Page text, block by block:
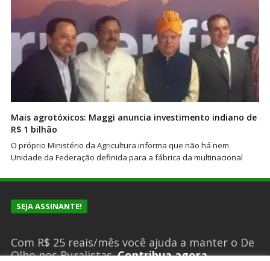
Mais agrotóxicos: Maggi anuncia investimento indiano de
R$ 1 bilhão
O próprio Ministério da Agricultura informa que não há nem
Unidade da Federação definida para a fábrica da multinacional
SEJA ASSINANTE!
Com R$ 25 reais/mês você ajuda a manter o De
Olho nos Ruralistas.Contribua agora